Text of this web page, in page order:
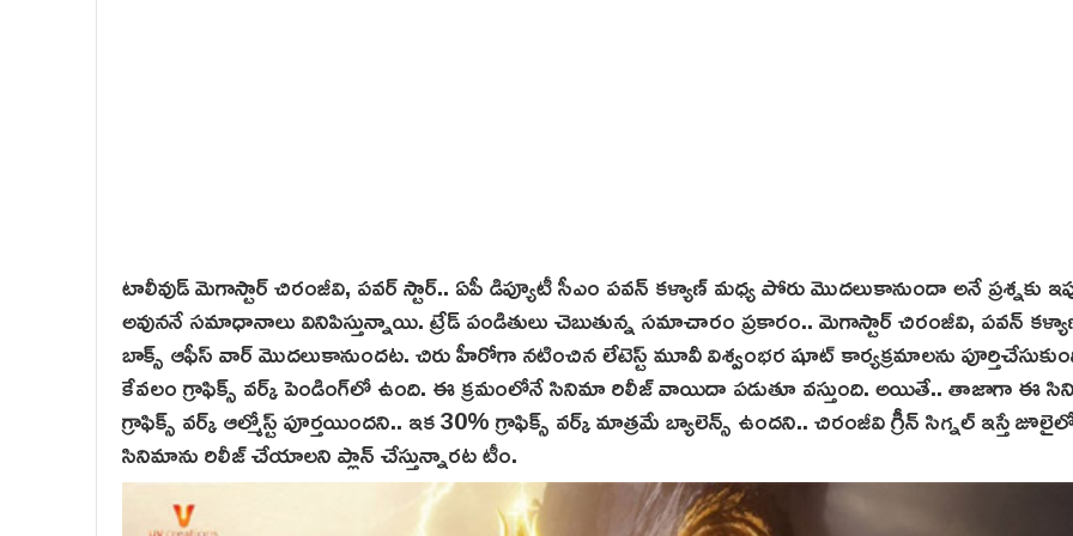
టాలీవుడ్ మెగాస్టార్‌ చిరంజీవి, పవర్ స్టార్.. ఏపీ డిప్యూటీ సీఎం పవన్ కళ్యాణ్ మధ్య పోరు మొదలుకానుందా అనే ప్రశ్నకు
అవుననే సమాధానాలు వినిపిస్తున్నాయి. ట్రేడ్ పండితులు చెబుతున్న సమాచారం ప్రకారం.. మెగాస్టార్ చిరంజీవి, పవన్
బాక్స్ ఆఫీస్ వార్‌ మొదలుకానుందట. చిరు హీరోగా నటించిన లేటెస్ట్ మూవీ విశ్వంభర షూట్ కార్యక్రమాలను
కేవలం గ్రాఫిక్స్ వర్క్ పెండింగ్‌లో ఉంది. ఈ క్రమంలోనే సినిమా రిలీజ్ వాయిదా పడుతూ వస్తుంది. అయితే.. తాజాగా ఈ
గ్రాఫిక్స్ వ‌ర్క్‌ ఆల్మోస్ట్ పూర్తయిందని.. ఇక 30% గ్రాఫిక్స్ వర్క్‌ మాత్రమే బ్యాలెన్స్ ఉందని.. చిరంజీవి గ్రీన్ సిగ్నల్ ఇస్తే
సినిమాను రిలీజ్ చేయాలని ప్లాన్ చేస్తున్నారట టీం.